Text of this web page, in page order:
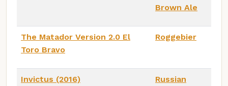
Brown Ale
The Matador Version 2.0 El
Toro Bravo
Roggebier
Invictus (2016)
Russian